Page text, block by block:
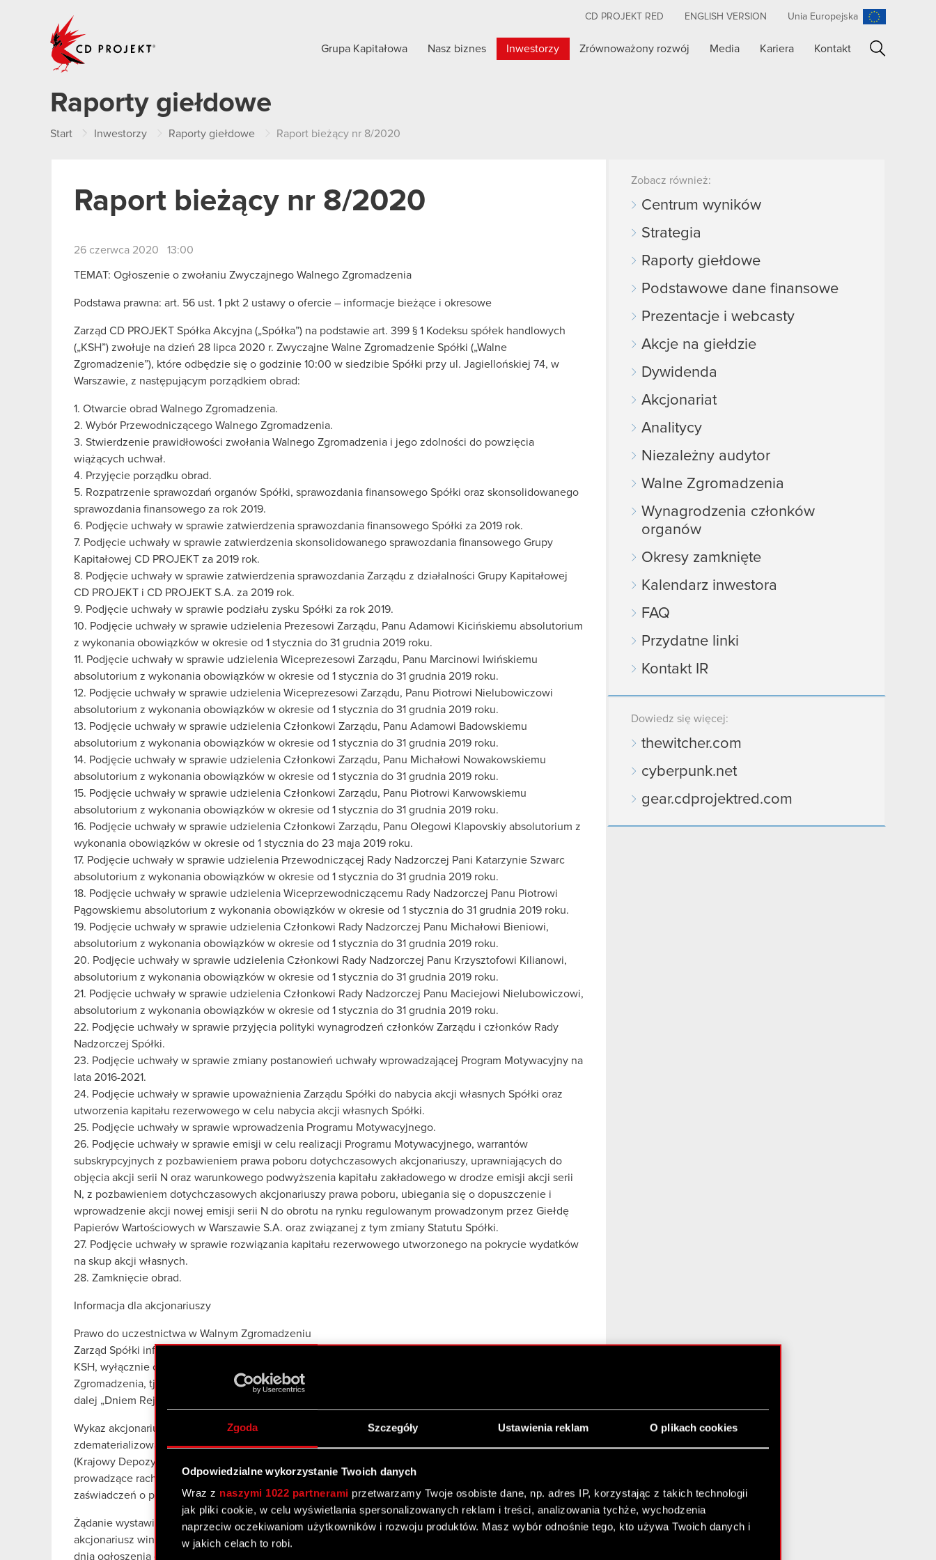
Zgoda Szczegóły Ustawienia reklam O plikach cookies
Odpowiedzialne wykorzystanie Twoich danych
Wraz z naszymi 1022 partnerami przetwarzamy Twoje osobiste dane, np. adres IP, korzystając z takich technologii
jak pliki cookie, w celu wyświetlania spersonalizowanych reklam i treści, analizowania tychże, wychodzenia
naprzeciw oczekiwaniom użytkowników i rozwoju produktów. Masz wybór odnośnie tego, kto używa Twoich danych i
w jakich celach to robi.
CD PROJEKT RED ENGLISH VERSION Unia Europejska
Grupa Kapitałowa Nasz biznes Inwestorzy Zrównoważony rozwój Media Kariera Kontakt
Raporty giełdowe
Start Inwestorzy Raporty giełdowe Raport bieżący nr 8/2020
Raport bieżący nr 8/2020
26 czerwca 2020 13:00
TEMAT: Ogłoszenie o zwołaniu Zwyczajnego Walnego Zgromadzenia
Podstawa prawna: art. 56 ust. 1 pkt 2 ustawy o ofercie – informacje bieżące i okresowe
Zarząd CD PROJEKT Spółka Akcyjna („Spółka”) na podstawie art. 399 § 1 Kodeksu spółek handlowych
(„KSH”) zwołuje na dzień 28 lipca 2020 r. Zwyczajne Walne Zgromadzenie Spółki („Walne
Zgromadzenie”), które odbędzie się o godzinie 10:00 w siedzibie Spółki przy ul. Jagiellońskiej 74, w
Warszawie, z następującym porządkiem obrad:
1. Otwarcie obrad Walnego Zgromadzenia.
2. Wybór Przewodniczącego Walnego Zgromadzenia.
3. Stwierdzenie prawidłowości zwołania Walnego Zgromadzenia i jego zdolności do powzięcia
wiążących uchwał.
4. Przyjęcie porządku obrad.
5. Rozpatrzenie sprawozdań organów Spółki, sprawozdania finansowego Spółki oraz skonsolidowanego
sprawozdania finansowego za rok 2019.
6. Podjęcie uchwały w sprawie zatwierdzenia sprawozdania finansowego Spółki za 2019 rok.
7. Podjęcie uchwały w sprawie zatwierdzenia skonsolidowanego sprawozdania finansowego Grupy
Kapitałowej CD PROJEKT za 2019 rok.
8. Podjęcie uchwały w sprawie zatwierdzenia sprawozdania Zarządu z działalności Grupy Kapitałowej
CD PROJEKT i CD PROJEKT S.A. za 2019 rok.
9. Podjęcie uchwały w sprawie podziału zysku Spółki za rok 2019.
10. Podjęcie uchwały w sprawie udzielenia Prezesowi Zarządu, Panu Adamowi Kicińskiemu absolutorium
z wykonania obowiązków w okresie od 1 stycznia do 31 grudnia 2019 roku.
11. Podjęcie uchwały w sprawie udzielenia Wiceprezesowi Zarządu, Panu Marcinowi Iwińskiemu
absolutorium z wykonania obowiązków w okresie od 1 stycznia do 31 grudnia 2019 roku.
12. Podjęcie uchwały w sprawie udzielenia Wiceprezesowi Zarządu, Panu Piotrowi Nielubowiczowi
absolutorium z wykonania obowiązków w okresie od 1 stycznia do 31 grudnia 2019 roku.
13. Podjęcie uchwały w sprawie udzielenia Członkowi Zarządu, Panu Adamowi Badowskiemu
absolutorium z wykonania obowiązków w okresie od 1 stycznia do 31 grudnia 2019 roku.
14. Podjęcie uchwały w sprawie udzielenia Członkowi Zarządu, Panu Michałowi Nowakowskiemu
absolutorium z wykonania obowiązków w okresie od 1 stycznia do 31 grudnia 2019 roku.
15. Podjęcie uchwały w sprawie udzielenia Członkowi Zarządu, Panu Piotrowi Karwowskiemu
absolutorium z wykonania obowiązków w okresie od 1 stycznia do 31 grudnia 2019 roku.
16. Podjęcie uchwały w sprawie udzielenia Członkowi Zarządu, Panu Olegowi Klapovskiy absolutorium z
wykonania obowiązków w okresie od 1 stycznia do 23 maja 2019 roku.
17. Podjęcie uchwały w sprawie udzielenia Przewodniczącej Rady Nadzorczej Pani Katarzynie Szwarc
absolutorium z wykonania obowiązków w okresie od 1 stycznia do 31 grudnia 2019 roku.
18. Podjęcie uchwały w sprawie udzielenia Wiceprzewodniczącemu Rady Nadzorczej Panu Piotrowi
Pągowskiemu absolutorium z wykonania obowiązków w okresie od 1 stycznia do 31 grudnia 2019 roku.
19. Podjęcie uchwały w sprawie udzielenia Członkowi Rady Nadzorczej Panu Michałowi Bieniowi,
absolutorium z wykonania obowiązków w okresie od 1 stycznia do 31 grudnia 2019 roku.
20. Podjęcie uchwały w sprawie udzielenia Członkowi Rady Nadzorczej Panu Krzysztofowi Kilianowi,
absolutorium z wykonania obowiązków w okresie od 1 stycznia do 31 grudnia 2019 roku.
21. Podjęcie uchwały w sprawie udzielenia Członkowi Rady Nadzorczej Panu Maciejowi Nielubowiczowi,
absolutorium z wykonania obowiązków w okresie od 1 stycznia do 31 grudnia 2019 roku.
22. Podjęcie uchwały w sprawie przyjęcia polityki wynagrodzeń członków Zarządu i członków Rady
Nadzorczej Spółki.
23. Podjęcie uchwały w sprawie zmiany postanowień uchwały wprowadzającej Program Motywacyjny na
lata 2016-2021.
24. Podjęcie uchwały w sprawie upoważnienia Zarządu Spółki do nabycia akcji własnych Spółki oraz
utworzenia kapitału rezerwowego w celu nabycia akcji własnych Spółki.
25. Podjęcie uchwały w sprawie wprowadzenia Programu Motywacyjnego.
26. Podjęcie uchwały w sprawie emisji w celu realizacji Programu Motywacyjnego, warrantów
subskrypcyjnych z pozbawieniem prawa poboru dotychczasowych akcjonariuszy, uprawniających do
objęcia akcji serii N oraz warunkowego podwyższenia kapitału zakładowego w drodze emisji akcji serii
N, z pozbawieniem dotychczasowych akcjonariuszy prawa poboru, ubiegania się o dopuszczenie i
wprowadzenie akcji nowej emisji serii N do obrotu na rynku regulowanym prowadzonym przez Giełdę
Papierów Wartościowych w Warszawie S.A. oraz związanej z tym zmiany Statutu Spółki.
27. Podjęcie uchwały w sprawie rozwiązania kapitału rezerwowego utworzonego na pokrycie wydatków
na skup akcji własnych.
28. Zamknięcie obrad.
Informacja dla akcjonariuszy
Prawo do uczestnictwa w Walnym Zgromadzeniu
Zarząd Spółki informuje, że prawo uczestnictwa w Walnym Zgromadzeniu mają, stosownie do art. 4061
KSH, wyłącznie osoby będące akcjonariuszami Spółki na szesnaście dni przed datą Walnego
Zgromadzenia, tj. w dniu 12 lipca 2020 r. (dzień rejestracji uczestnictwa w Walnym Zgromadzeniu, zwany
dalej „Dniem Rejestracji”).
Wykaz akcjonariuszy uprawnionych do uczestnictwa w Walnym Zgromadzeniu, posiadających akcje
zdematerializowane, sporządzany jest przez podmiot prowadzący depozyt papierów wartościowych
(Krajowy Depozyt Papierów Wartościowych S.A.) w oparciu o informacje przekazywane przez podmioty
prowadzące rachunki papierów wartościowych akcjonariuszy, na podstawie wystawionych imiennych
zaświadczeń o prawie uczestnictwa w Walnym Zgromadzeniu.
Żądanie wystawienia imiennego zaświadczenia o prawie uczestnictwa w Walnym Zgromadzeniu
akcjonariusz winien złożyć podmiotowi prowadzącemu rachunek papierów wartościowych w okresie od
dnia ogłoszenia o zwołaniu Walnego Zgromadzenia, tj. dnia 26 czerwca 2020 r., do pierwszego dnia
Zobacz również:
Centrum wyników
Strategia
Raporty giełdowe
Podstawowe dane finansowe
Prezentacje i webcasty
Akcje na giełdzie
Dywidenda
Akcjonariat
Analitycy
Niezależny audytor
Walne Zgromadzenia
Wynagrodzenia członków
organów
Okresy zamknięte
Kalendarz inwestora
FAQ
Przydatne linki
Kontakt IR
Dowiedz się więcej:
thewitcher.com
cyberpunk.net
gear.cdprojektred.com